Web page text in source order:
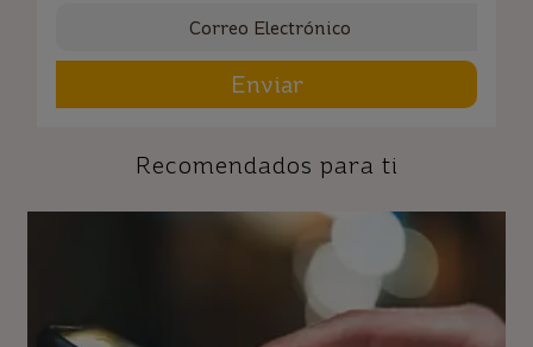
Enviar
Recomendados para ti